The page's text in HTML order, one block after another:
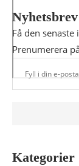
Nyhetsbrev
Få den
Prenumerera
Kategorier